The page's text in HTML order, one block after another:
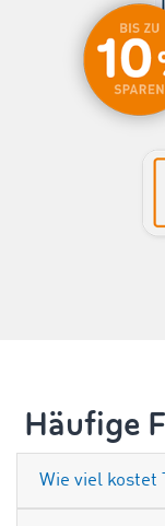
Häufige
Wie viel kostet